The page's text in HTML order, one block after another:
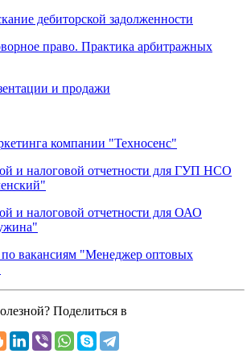
дебиторской задолженности
право. Практика арбитражных
и продажи
компании "Техносенс"
и налоговой отчетности для ГУП НСО
и налоговой отчетности для ОАО
вакансиям "Менеджер оптовых
Поделиться в